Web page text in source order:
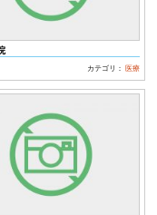
カテゴリ： 医療